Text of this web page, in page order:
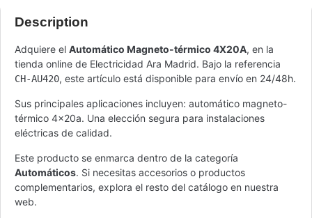
Description
Adquiere el Automático Magneto-térmico 4X20A, en la
tienda online de Electricidad Ara Madrid. Bajo la referencia
CH-AU420, este artículo está disponible para envío en 24/48h.
Sus principales aplicaciones incluyen: automático magneto-
térmico 4x20a. Una elección segura para instalaciones
eléctricas de calidad.
Este producto se enmarca dentro de la categoría
Automáticos. Si necesitas accesorios o productos
complementarios, explora el resto del catálogo en nuestra
web.